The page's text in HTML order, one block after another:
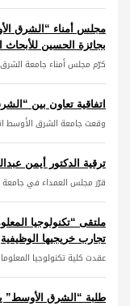
مجلس أمناء “الشرق
بجائزة الحسين للأبحاث
كرّم مجلس أمناء جامعة
اتفاقية تعاون بين
وقعت جامعة الشرق الأوسط
ترقية الدكتور أيمن
قرّر مجلس العمداء في
ملتقى “تكنولوجيا
تجارب خريجيها الوظيفية
عقدت كلية تكنولوجيا
طلبة “الشرق الأوسط”